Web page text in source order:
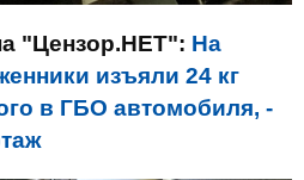
"Цензор.НЕТ": На
изъяли 24 кг
в ГБО автомобиля, -